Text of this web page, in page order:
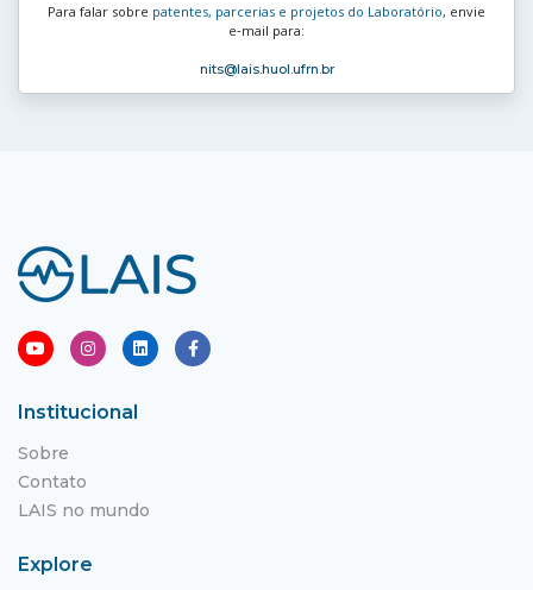
Para falar sobre patentes, parcerias e projetos do Laboratório, envie
e‑mail para:
nits@lais.huol.ufrn.br
Institucional
Sobre
Contato
LAIS no mundo
Explore